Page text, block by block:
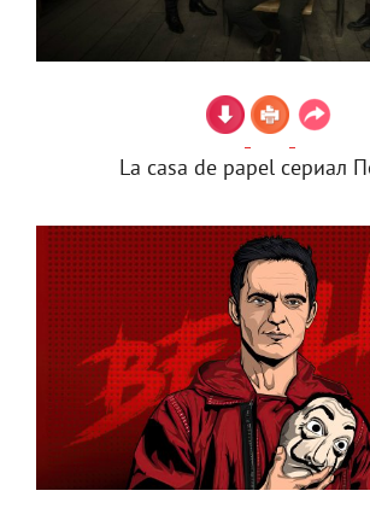
La casa de papel сериал